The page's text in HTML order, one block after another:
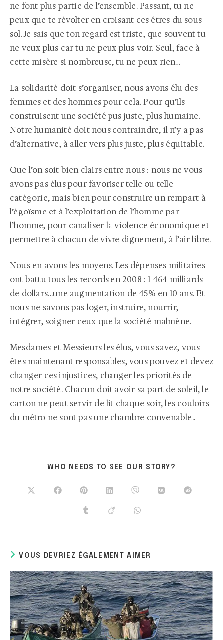
ne font plus partie de l’ensemble. Passant, tu ne
peux que te révolter en croisant ces êtres du sous
sol. Je sais que ton regard est triste, que souvent tu
ne veux plus car tu ne peux plus voir. Seul, face à
cette misère si nombreuse, tu ne peux rien…
La solidarité doit s’organiser, nous avons élu des
femmes et des hommes pour cela. Pour qu’ils
construisent une société pus juste, plus humaine.
Notre humanité doit nous contraindre, il n’y a pas
d’alternative, à aller vers plus juste, plus équitable.
Que l’on soit bien clairs entre nous : nous ne vous
avons pas élus pour favoriser telle ou telle
catégorie, mais bien pour construire un rempart à
l’égoïsme et à l’exploitation de l’homme par
l’homme, pour canaliser la violence économique et
permettre à chacun de vivre dignement, à l’air libre.
Nous en avons les moyens. Les dépenses militaires
ont battu tous les records en 2008 : 1 464 milliards
de dollars…une augmentation de 45% en 10 ans. Et
nous ne savons pas loger, instruire, nourrir,
intégrer, soigner ceux que la société malmène.
Mesdames et Messieurs les élus, vous savez, vous
êtes maintenant responsables, vous pouvez et devez
changer ces injustices, changer les priorités de
notre société. Chacun doit avoir sa part de soleil, le
carton ne peut servir de lit chaque soir, les couloirs
du métro ne sont pas une chambre convenable..
WHO NEEDS TO SEE OUR STORY?
VOUS DEVRIEZ ÉGALEMENT AIMER